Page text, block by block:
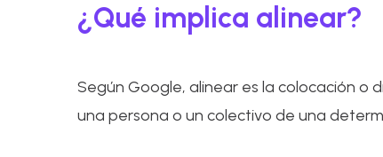
¿Qué implica alinear?
Según Google, alinear es la colocación o
una persona o un colectivo de una